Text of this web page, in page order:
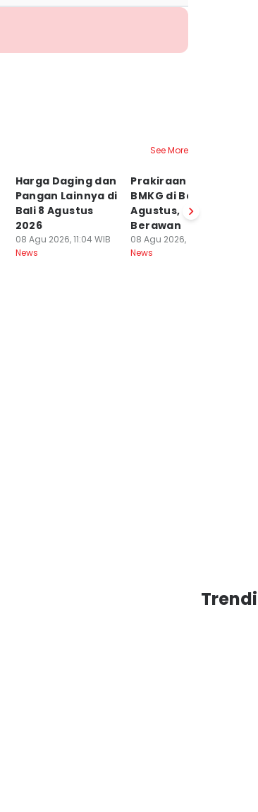
See More
Harga Daging dan
Pangan Lainnya di
Bali 8 Agustus
2026
08 Agu 2026, 11:04 WIB
News
Prakiraan Cuaca
BMKG di Bali 8
Agustus, Cerah
Berawan
08 Agu 2026, 09:32 WIB
News